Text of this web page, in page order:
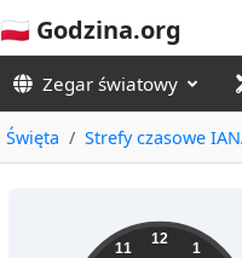
🇵🇱 Godzina.org
Zegar światowy
Święta Strefy czasowe
00:29:43 12
1
11